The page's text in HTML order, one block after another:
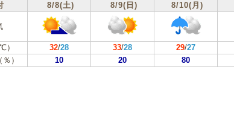
8/8(土) 8/9(日) 8/10(月)
32/28 33/28 29/27
）
10 20 80